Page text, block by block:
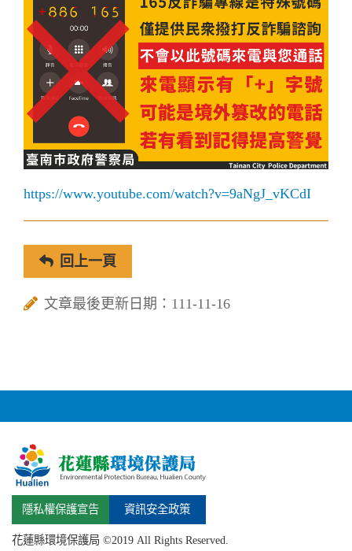
https://www.youtube.com/watch?v=9aNgJ_vKCdI
回上一頁
文章最後更新日期：111-11-16
隱私權保護宣告 資訊安全政策
花蓮縣環境保護局 ©2019 All Rights Reserved.